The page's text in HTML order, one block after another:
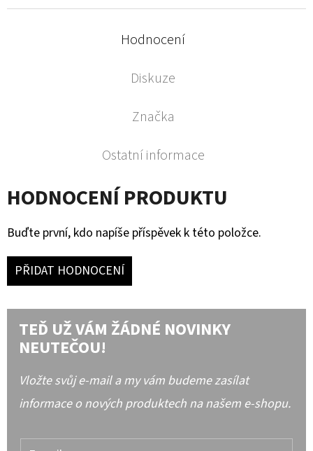
Hodnocení
Diskuze
Značka
Ostatní informace
HODNOCENÍ PRODUKTU
Buďte první, kdo napíše příspěvek k této položce.
PŘIDAT HODNOCENÍ
TEĎ UŽ VÁM ŽÁDNÉ NOVINKY
NEUTEČOU!
Vložte svůj e-mail a my vám budeme zasílat
informace o nových produktech na našem e-shopu.